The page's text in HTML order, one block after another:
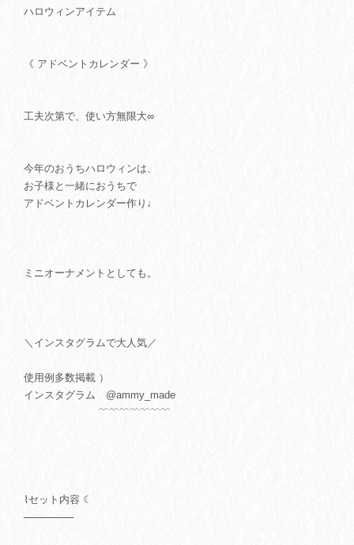
ハロウィンアイテム
《 アドベントカレンダー 》
工夫次第で、使い方無限大∞
今年のおうちハロウィンは、
お子様と一緒におうちで
アドベントカレンダー作り♩
ミニオーナメントとしても。
＼インスタグラムで大人気／
使用例多数掲載 ）
インスタグラム @ammy_made
﹌﹌﹌﹌﹌﹌﹌
⌇セット内容 ☾
───────